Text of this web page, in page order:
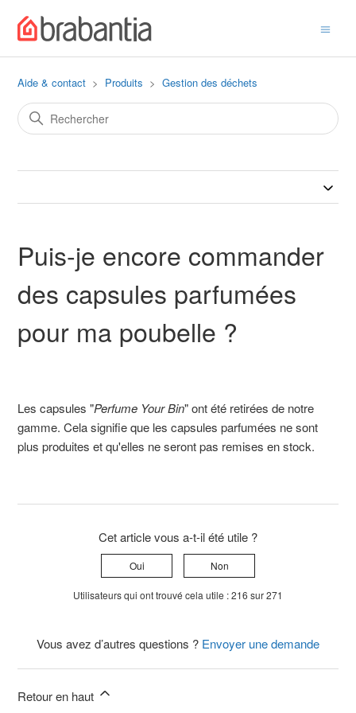
Aide & contact Produits Gestion des déchets
Puis-je encore commander
des capsules parfumées
pour ma poubelle ?
Les capsules "Perfume Your Bin" ont été retirées de notre
gamme. Cela signifie que les capsules parfumées ne sont
plus produites et qu'elles ne seront pas remises en stock.
Cet article vous a-t-il été utile ?
Oui Non
Utilisateurs qui ont trouvé cela utile : 216 sur 271
Vous avez d’autres questions ? Envoyer une demande
Retour en haut